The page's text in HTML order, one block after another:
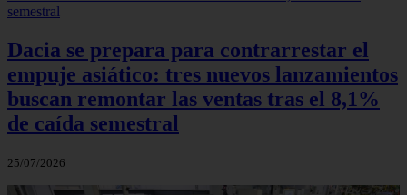
Dacia se prepara para contrarrestar el
empuje asiático: tres nuevos lanzamientos
buscan remontar las ventas tras el 8,1%
de caída semestral
25/07/2026